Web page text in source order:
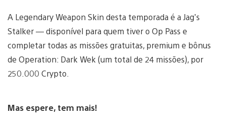
A Legendary Weapon Skin desta temporada é a Jag’s
Stalker — disponível para quem tiver o Op Pass e
completar todas as missões gratuitas, premium e bônus
de Operation: Dark Wek (um total de 24 missões), por
250.000 Crypto.
Mas espere, tem mais!